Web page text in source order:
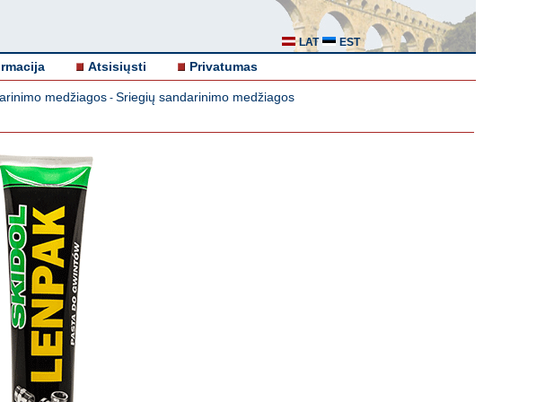
LAT EST
Atsisiųsti Privatumas
medžiagos - Sriegių sandarinimo medžiagos